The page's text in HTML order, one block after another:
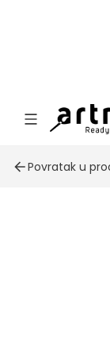
Povratak u